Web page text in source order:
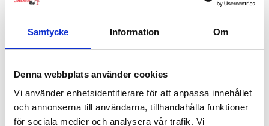
Samtycke Information Om
Denna webbplats använder cookies
Vi använder enhetsidentifierare för att anpassa innehållet
och annonserna till användarna, tillhandahålla funktioner
för sociala medier och analysera vår trafik. Vi